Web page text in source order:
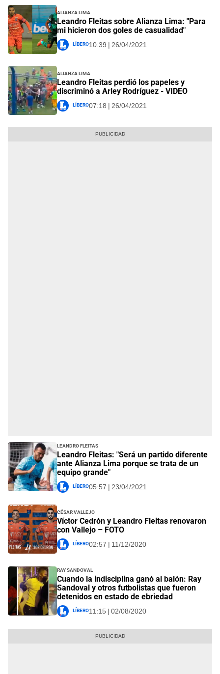
Alianza Lima
Leandro Fleitas sobre Alianza Lima: "Para
mi hicieron dos goles de casualidad"
Líbero10:39 | 26/04/2021
Alianza Lima
Leandro Fleitas perdió los papeles y
discriminó a Arley Rodríguez - VIDEO
Líbero07:18 | 26/04/2021
Leandro Fleitas
Leandro Fleitas: "Será un partido diferente
ante Alianza Lima porque se trata de un
equipo grande"
Líbero05:57 | 23/04/2021
César Vallejo
Víctor Cedrón y Leandro Fleitas renovaron
con Vallejo – FOTO
Líbero02:57 | 11/12/2020
Ray Sandoval
Cuando la indisciplina ganó al balón: Ray
Sandoval y otros futbolistas que fueron
detenidos en estado de ebriedad
Líbero11:15 | 02/08/2020